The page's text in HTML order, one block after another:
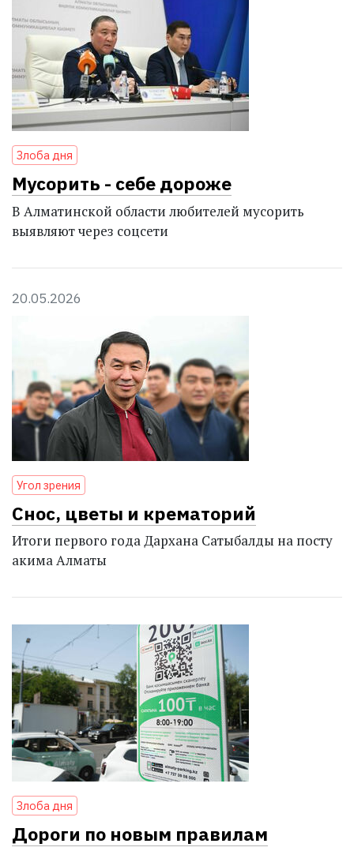
Злоба дня
Мусорить - себе дороже
В Алматинской области любителей мусорить
выявляют через соцсети
20.05.2026
Угол зрения
Снос, цветы и крематорий
Итоги первого года Дархана Сатыбалды на посту
акима Алматы
Злоба дня
Дороги по новым правилам